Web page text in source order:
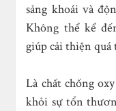
sảng khoái và
Không thể kể
giúp cải thiện
Là chất chống
khỏi sự tổn